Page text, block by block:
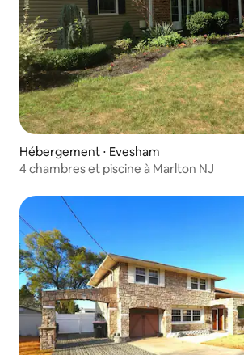
Hébergement ⋅ Evesham
4 chambres et piscine à Marlton NJ